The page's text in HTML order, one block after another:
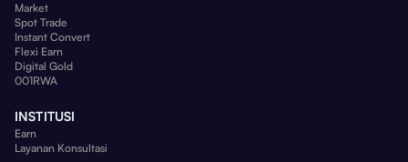
Market
Spot Trade
Instant Convert
Flexi Earn
Digital Gold
001RWA
INSTITUSI
Earn
Layanan Konsultasi